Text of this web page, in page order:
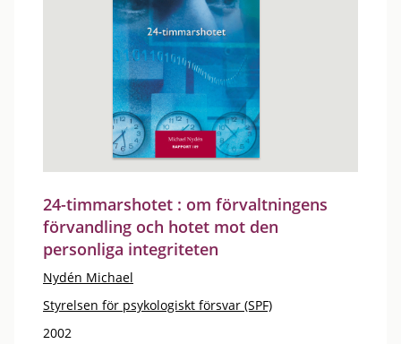
24-timmarshotet : om förvaltningens
förvandling och hotet mot den
personliga integriteten
Nydén Michael
Styrelsen för psykologiskt försvar (SPF)
2002